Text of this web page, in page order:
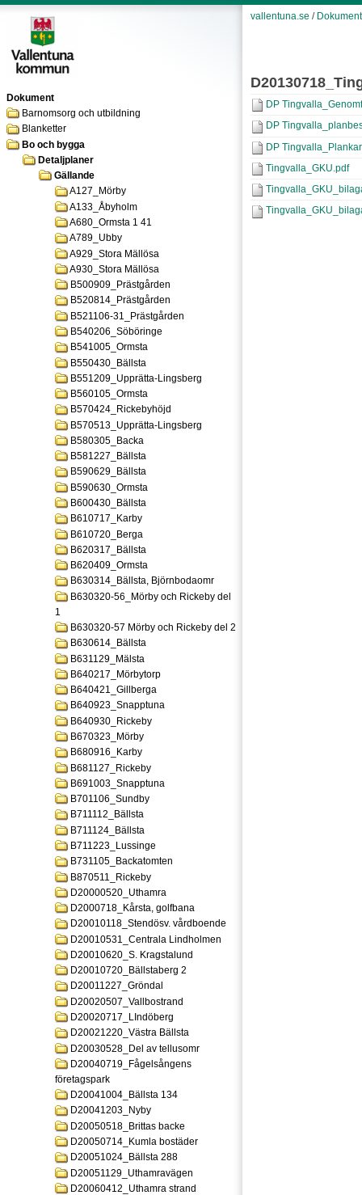
Dokument
Barnomsorg och utbildning
Blanketter
Bo och bygga
Detaljplaner
Gällande
A127_Mörby
A133_Åbyholm
A680_Ormsta 1 41
A789_Ubby
A929_Stora Mällösa
A930_Stora Mällösa
B500909_Prästgården
B520814_Prästgården
B521106-31_Prästgården
B540206_Söböringe
B541005_Ormsta
B550430_Bällsta
B551209_Upprätta-Lingsberg
B560105_Ormsta
B570424_Rickebyhöjd
B570513_Upprätta-Lingsberg
B580305_Backa
B581227_Bällsta
B590629_Bällsta
B590630_Ormsta
B600430_Bällsta
B610717_Karby
B610720_Berga
B620317_Bällsta
B620409_Ormsta
B630314_Bällsta, Björnbodaomr
B630320-56_Mörby och Rickeby del
1
B630320-57 Mörby och Rickeby del 2
B630614_Bällsta
B631129_Mälsta
B640217_Mörbytorp
B640421_Gillberga
B640923_Snapptuna
B640930_Rickeby
B670323_Mörby
B680916_Karby
B681127_Rickeby
B691003_Snapptuna
B701106_Sundby
B711112_Bällsta
B711124_Bällsta
B711223_Lussinge
B731105_Backatomten
B870511_Rickeby
D20000520_Uthamra
D2000718_Kårsta, golfbana
D20010118_Stendösv. vårdboende
D20010531_Centrala Lindholmen
D20010620_S. Kragstalund
D20010720_Bällstaberg 2
D20011227_Gröndal
D20020507_Vallbostrand
D20020717_LIndöberg
D20021220_Västra Bällsta
D20030528_Del av tellusomr
D20040719_Fågelsångens
företagspark
D20041004_Bällsta 134
D20041203_Nyby
D20050518_Brittas backe
D20050714_Kumla bostäder
D20051024_Bällsta 288
D20051129_Uthamravägen
D20060412_Uthamra strand
vallentuna.se / Dokument
DP
DP
DP
Tingvalla_GKU.pdf